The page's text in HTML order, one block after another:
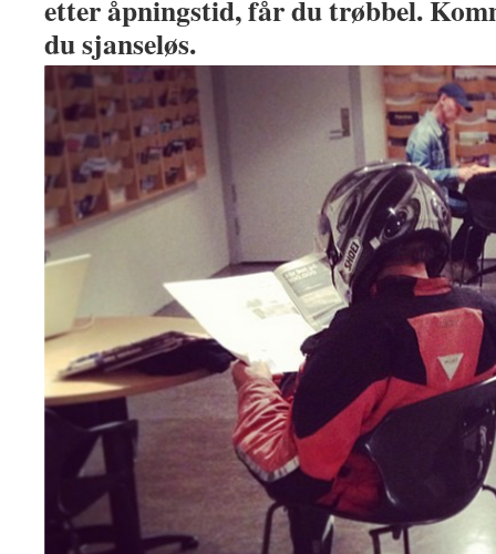
etter åpningstid, får du trøbbel.
du sjanseløs.